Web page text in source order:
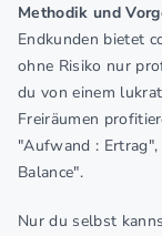
Methodik und
Endkunden bietet
ohne Risiko nur
du von einem
Freiräumen
"Aufwand :
Balance".
Nur du selbst